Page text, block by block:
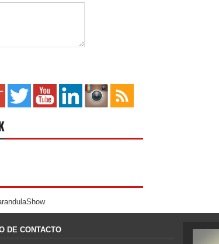
DE CONTACTO